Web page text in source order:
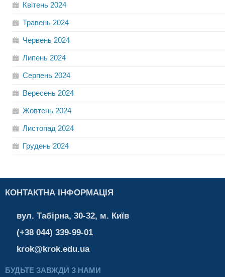
Квітень 2024
Травень 2024
Червень 2024
Липень 2024
Серпень 2024
Вересень 2024
Жовтень 2024
Листопад 2024
Грудень 2024
КОНТАКТНА ІНФОРМАЦІЯ
вул. Табірна, 30-32, м. Київ
(+38 044) 339-99-01
krok@krok.edu.ua
БУДЬТЕ ЗАВЖДИ З НАМИ